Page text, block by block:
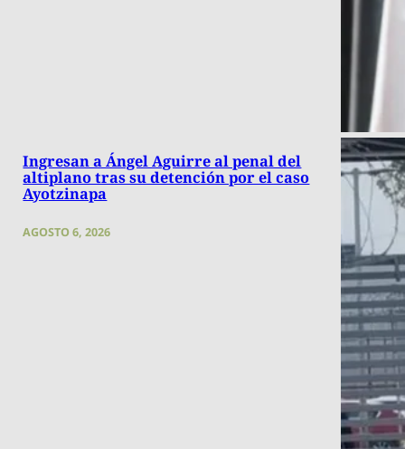
Ingresan a Ángel Aguirre al penal del
altiplano tras su detención por el caso
Ayotzinapa
AGOSTO 6, 2026